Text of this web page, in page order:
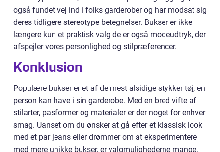
også fundet vej ind i folks garderober og har modsat sig
deres tidligere stereotype betegnelser. Bukser er ikke
længere kun et praktisk valg de er også modeudtryk, der
afspejler vores personlighed og stilpræferencer.
Konklusion
Populære bukser er et af de mest alsidige stykker tøj, en
person kan have i sin garderobe. Med en bred vifte af
stilarter, pasformer og materialer er der noget for enhver
smag. Uanset om du ønsker at gå efter et klassisk look
med et par jeans eller drømmer om at eksperimentere
med mere unikke bukser, er valgmulighederne mange.